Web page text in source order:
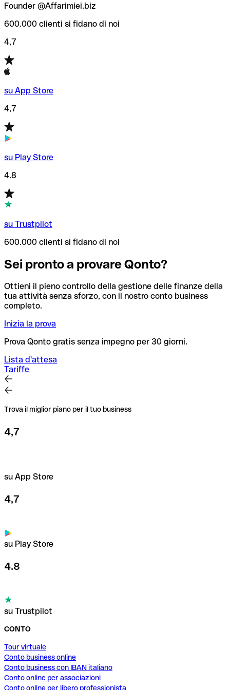
Founder @Affarimiei.biz
600.000 clienti si fidano di noi
4,7
su App Store
4,7
su Play Store
4.8
su Trustpilot
600.000 clienti si fidano di noi
Sei pronto a provare Qonto?
Ottieni il pieno controllo della gestione delle finanze della
tua attività senza sforzo, con il nostro conto business
completo.
Inizia la prova
Prova Qonto gratis senza impegno per 30 giorni.
Lista d'attesa
Tariffe
Trova il miglior piano per il tuo business
4,7
su App Store
4,7
su Play Store
4.8
su Trustpilot
CONTO
Tour virtuale
Conto business online
Conto business con IBAN italiano
Conto online per associazioni
Conto online per libero professionista